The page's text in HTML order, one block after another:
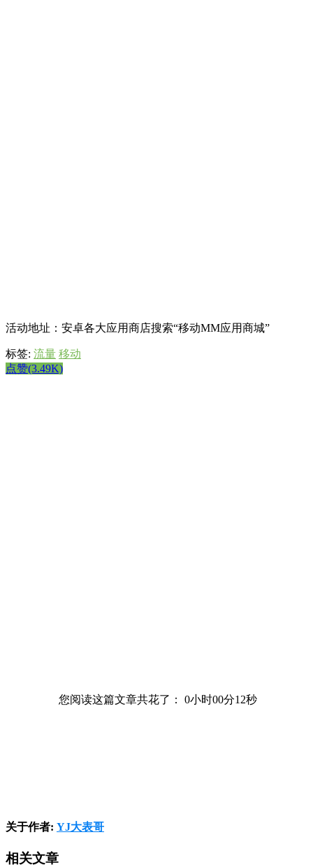
活动地址：安卓各大应用商店搜索“移动MM应用商城”
标签: 流量 移动
点赞(3.49K)
您阅读这篇文章共花了： 0小时00分13秒
关于作者: YJ大表哥
相关文章